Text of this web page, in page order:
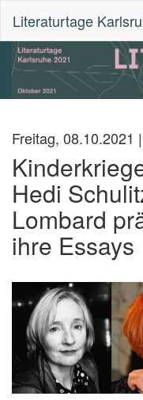
Literaturtage
Freitag, 08.10.2021
Hedi
Lombard
ihre Essays